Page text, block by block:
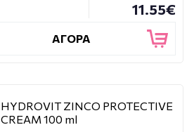
11.55€
ΑΓΟΡΑ
HYDROVIT ZINCO PROTECTIVE
CREAM 100 ml